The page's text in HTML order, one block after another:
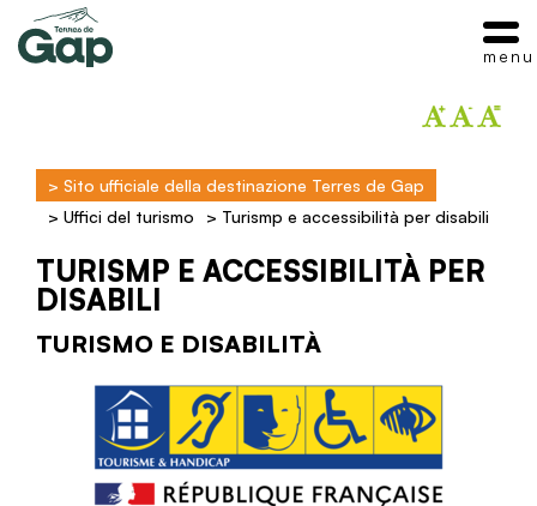
> Sito ufficiale della destinazione Terres de Gap
> Uffici del turismo > Turismp e accessibilità per disabili
TURISMP E ACCESSIBILITÀ PER
DISABILI
TURISMO E DISABILITÀ
menu